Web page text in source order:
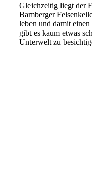
Gleichzeitig liegt der
Bamberger
leben und damit
gibt es kaum etwas
Unterwelt zu